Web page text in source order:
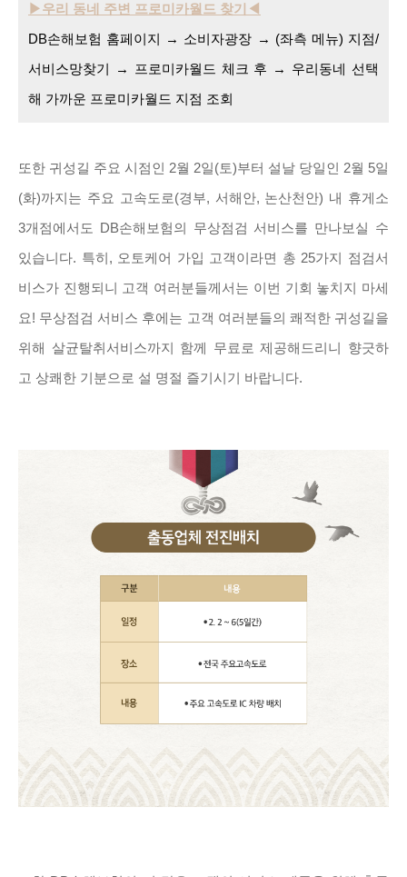
▶우리 동네 주변 프로미카월드 찾기◀
DB손해보험 홈페이지 → 소비자광장 → (좌측 메뉴) 지점/
서비스망찾기 → 프로미카월드 체크 후 → 우리동네 선택
해 가까운 프로미카월드 지점 조회
또한 귀성길 주요 시점인 2월 2일(토)부터 설날 당일인 2월 5일
(화)까지는 주요 고속도로(경부, 서해안, 논산천안) 내 휴게소
3개점에서도 DB손해보험의 무상점검 서비스를 만나보실 수
있습니다. 특히, 오토케어 가입 고객이라면 총 25가지 점검서
비스가 진행되니 고객 여러분들께서는 이번 기회 놓치지 마세
요! 무상점검 서비스 후에는 고객 여러분들의 쾌적한 귀성길을
위해 살균탈취서비스까지 함께 무료로 제공해드리니 향긋하
고 상쾌한 기분으로 설 명절 즐기시기 바랍니다.